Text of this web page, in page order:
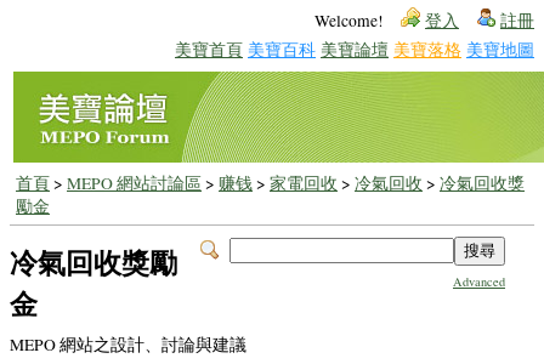
Welcome! 登入 註冊
美寶首頁 美寶百科 美寶論壇 美寶落格 美寶地圖
首頁> MEPO 網站討論區> 赚钱> 家電回收 > 冷氣回收 > 冷氣回收獎
勵金
Advanced
冷氣回收獎勵
金
MEPO 網站之設計、討論與建議